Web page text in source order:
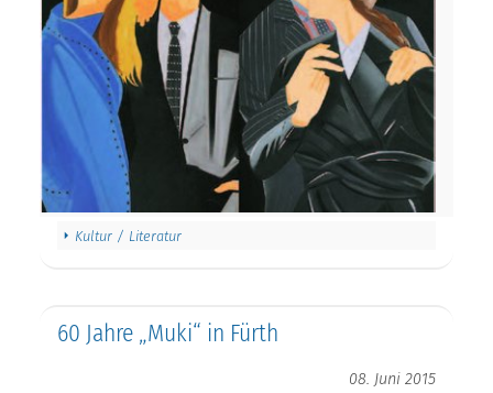
Kultur / Literatur
60 Jahre „Muki“ in Fürth
08. Juni 2015